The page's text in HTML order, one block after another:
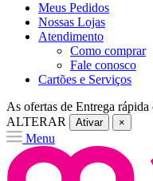
Meus Pedidos
Nossas Lojas
Atendimento
Como comprar
Fale conosco
Cartões e Serviços
As ofertas de Entrega rápida
ALTERAR
Ativar ×
Menu